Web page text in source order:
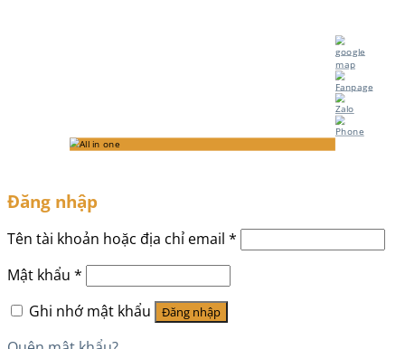
Đăng nhập
Tên tài khoản hoặc địa chỉ email *
Mật khẩu *
Ghi nhớ mật khẩu
Đăng nhập